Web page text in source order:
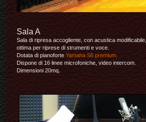
Sala A
Sala di ripresa accogliente, con acustica modificabile,
ottima per riprese di strumenti e voce.
Dotata di pianoforteYamaha S6 premium.
Dispone di 16 linee microfoniche, video intercom.
Dimensioni 20mq.